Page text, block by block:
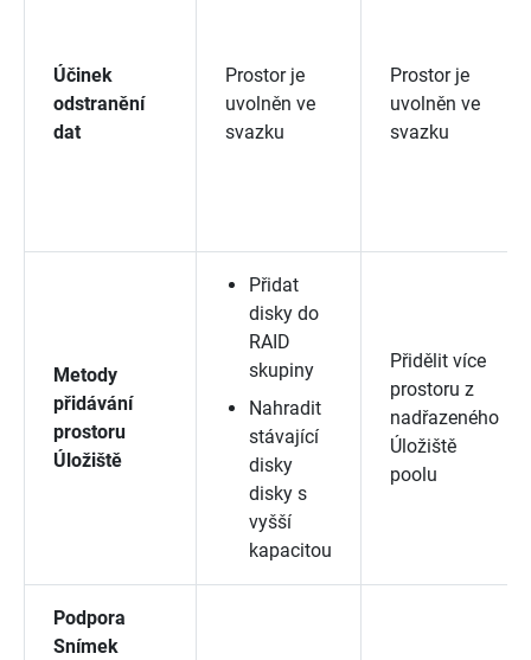
Účinek
odstranění
dat
Prostor je
uvolněn ve
svazku
Prostor je
uvolněn ve
svazku
Metody
přidávání
prostoru
Úložiště
Přidat
disky do
RAID
skupiny
Nahradit
stávající
disky
disky s
vyšší
kapacitou
Přidělit více
prostoru z
nadřazeného
Úložiště
poolu
Podpora
Snímek